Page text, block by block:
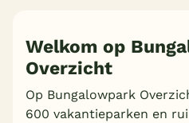
Welkom op
Overzicht
Op Bungalowpark
600 vakantieparken en